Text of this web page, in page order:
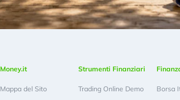
Money.it
Mappa del Sito
Strumenti Finanziari
Trading Online Demo
Borsa